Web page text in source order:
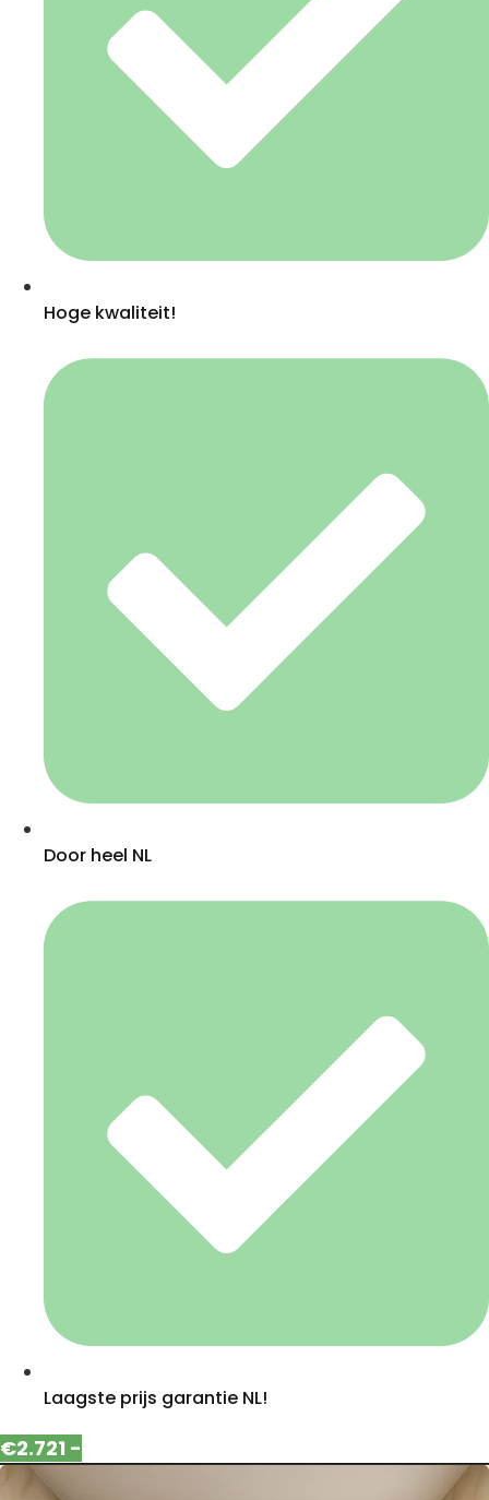
Hoge kwaliteit!
Door heel NL
Laagste prijs garantie NL!
€2.721 -